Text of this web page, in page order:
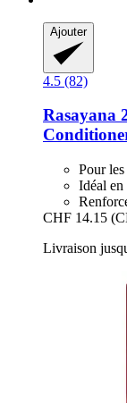
Ajouter
4.5 (82)
Rasayana
Pour les
Idéal en
CHF 14.15
Livraison